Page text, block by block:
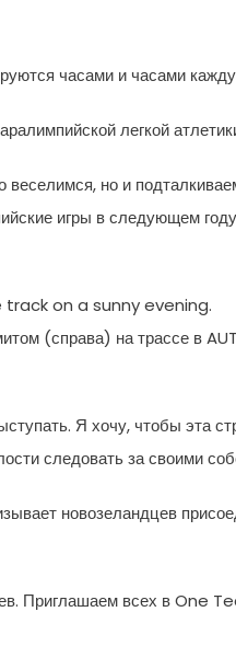
часами и часами
легкой
но и
игры в следующем
on a sunny evening.
(справа) на трассе в
Я хочу, чтобы эта
следовать за своими
новозеландцев
Приглашаем всех в One